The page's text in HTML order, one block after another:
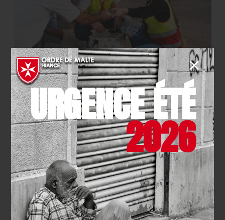
SOLIDARITÉ- 21.07.2026
La maraude pédestre de Clichy
fête son premier anniversaire !
EN SAVOIR PLUS
URGENCE ÉTÉ
2026